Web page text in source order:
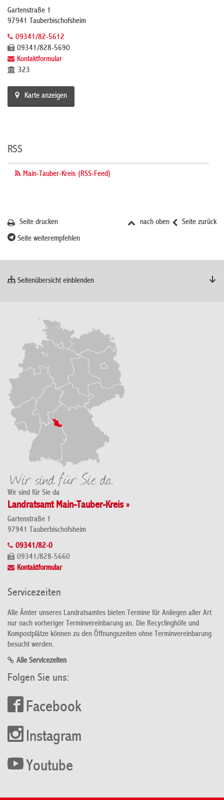
Gartenstraße 1
97941 Tauberbischofsheim
09341/82-5612
09341/828-5690
Kontaktformular
323
Karte anzeigen
RSS
Main-Tauber-Kreis (RSS-Feed)
Seite zurück
nach oben
Seite drucken
Seite weiterempfehlen
Seitenübersicht einblenden
Wir sind für Sie da
Landratsamt Main-Tauber-Kreis »
Gartenstraße 1
97941 Tauberbischofsheim
09341/82-0
09341/828-5660
Kontaktformular
Servicezeiten
Alle Ämter unseres Landratsamtes bieten Termine für Anliegen aller Art
nur nach vorheriger Terminvereinbarung an. Die Recyclinghöfe und
Kompostplätze können zu den Öffnungszeiten ohne Terminvereinbarung
besucht werden.
Alle Servicezeiten
Folgen Sie uns:
Facebook
Instagram
Youtube